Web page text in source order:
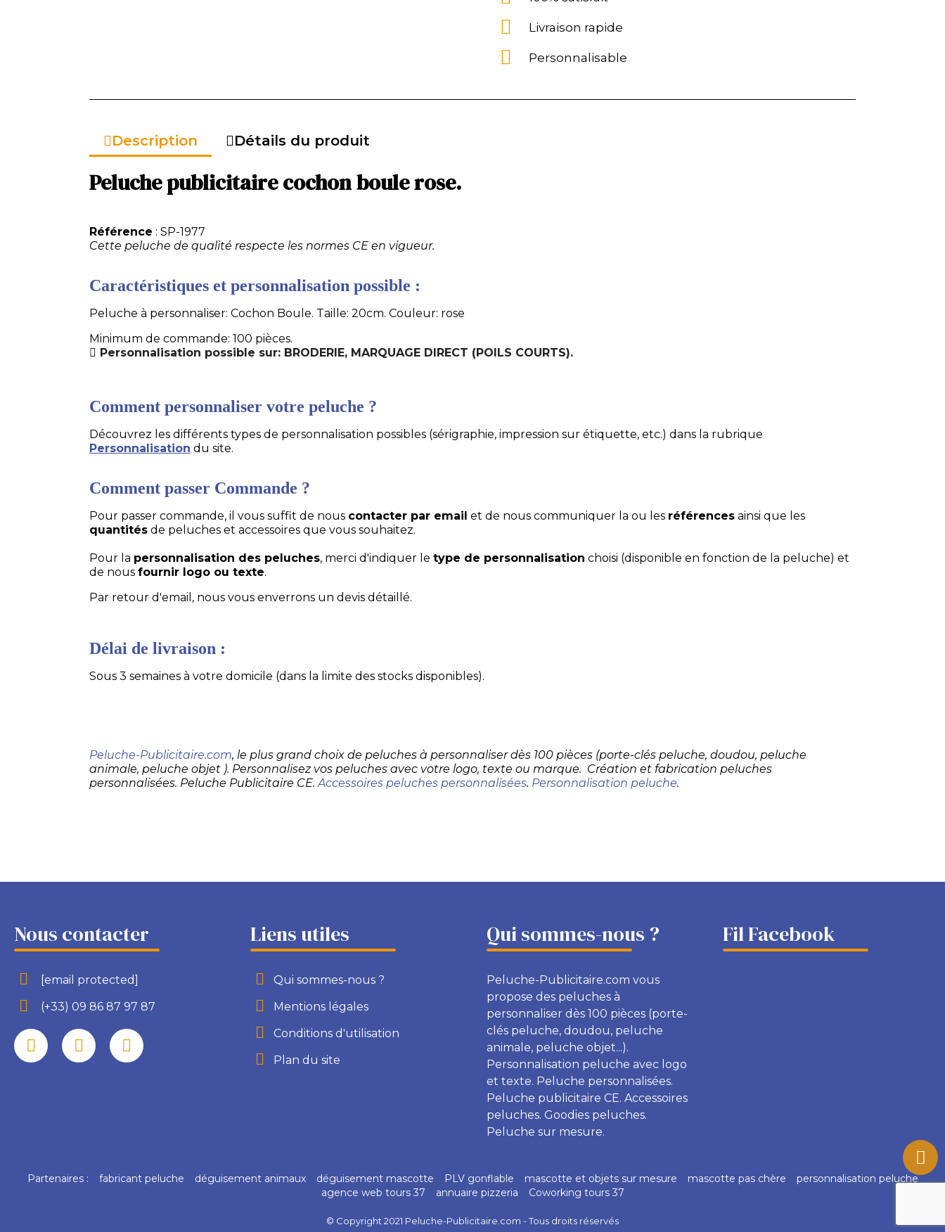
Livraison rapide
Personnalisable
Description Détails du produit
Peluche publicitaire cochon boule rose.
Référence : SP-1977
Cette peluche de qualité respecte les normes CE en vigueur.
Caractéristiques et personnalisation possible :
Peluche à personnaliser: Cochon Boule. Taille: 20cm. Couleur: rose
Minimum de commande: 100 pièces.
Personnalisation possible sur: BRODERIE, MARQUAGE DIRECT (POILS COURTS).
Comment personnaliser votre peluche ?
Découvrez les différents types de personnalisation possibles (sérigraphie, impression sur étiquette, etc.) dans la rubrique
Personnalisation du site.
Comment passer Commande ?
Pour passer commande, il vous suffit de nous contacter par email et de nous communiquer la ou les références ainsi que les
quantités de peluches et accessoires que vous souhaitez.
Pour la personnalisation des peluches, merci d'indiquer le type de personnalisation choisi (disponible en fonction de la peluche) et
de nous fournir logo ou texte.
Par retour d'email, nous vous enverrons un devis détaillé.
Délai de livraison :
Sous 3 semaines à votre domicile (dans la limite des stocks disponibles).
Peluche-Publicitaire.com, le plus grand choix de peluches à personnaliser dès 100 pièces (porte-clés peluche, doudou, peluche
animale, peluche objet ). Personnalisez vos peluches avec votre logo, texte ou marque. Création et fabrication peluches
personnalisées. Peluche Publicitaire CE.Accessoires peluches personnalisées. Personnalisation peluche.
Nous contacter
[email protected]
(+33) 09 86 87 97 87
Liens utiles
Qui sommes-nous ?
Mentions légales
Conditions d'utilisation
Plan du site
Qui sommes-nous ?
Peluche-Publicitaire.com vous
propose des peluches à
personnaliser dès 100 pièces (porte-
clés peluche, doudou, peluche
animale, peluche objet...).
Personnalisation peluche avec logo
et texte. Peluche personnalisées.
Peluche publicitaire CE. Accessoires
peluches. Goodies peluches.
Peluche sur mesure.
Fil Facebook
Partenaires : fabricant peluche déguisement animaux déguisement mascotte PLV gonflable mascotte et objets sur mesure mascotte pas chère
personnalisation peluche
agence web tours 37
annuaire pizzeria Coworking tours 37
© Copyright 2021 Peluche-Publicitaire.com - Tous droits réservés